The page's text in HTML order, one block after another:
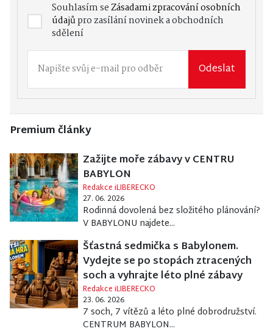
Souhlasím seZásadami zpracování osobních
údajůpro zasílání novinek a obchodních
sdělení
Odeslat
Premium články
Zažijte moře zábavy v CENTRU
BABYLON
Redakce iLIBERECKO
27. 06. 2026
Rodinná dovolená bez složitého plánování?
V BABYLONU najdete...
Šťastná sedmička s Babylonem.
Vydejte se po stopách ztracených
soch a vyhrajte léto plné zábavy
Redakce iLIBERECKO
23. 06. 2026
7 soch, 7 vítězů a léto plné dobrodružství.
CENTRUM BABYLON...